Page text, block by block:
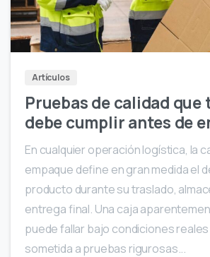
Artículos
Pruebas de calidad que
debe cumplir antes de
En cualquier operación logística, la
empaque define en gran medida el
producto durante su traslado,
entrega final. Una caja
puede fallar bajo condiciones reales
sometida a pruebas rigurosas...